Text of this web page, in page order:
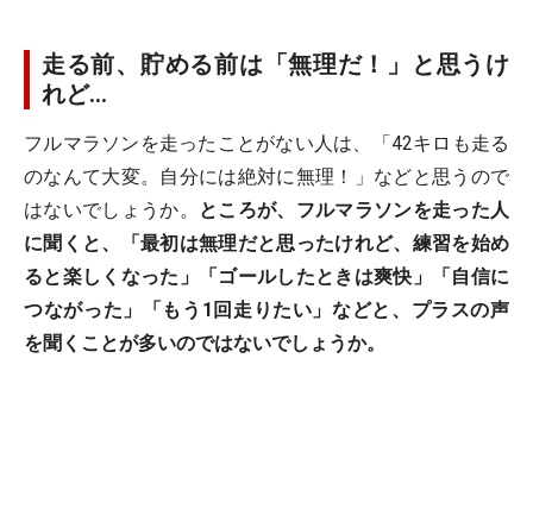
走る前、貯める前は「無理だ！」と思うけ
れど…
フルマラソンを走ったことがない人は、「42キロも走る
のなんて大変。自分には絶対に無理！」などと思うので
はないでしょうか。
ところが、フルマラソンを走った人
に聞くと、「最初は無理だと思ったけれど、練習を始め
ると楽しくなった」「ゴールしたときは爽快」「自信に
つながった」「もう1回走りたい」などと、プラスの声
を聞くことが多いのではないでしょうか。